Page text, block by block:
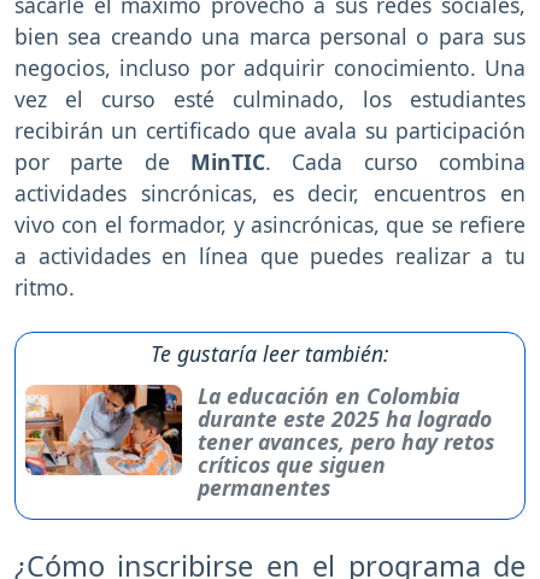
bien sea creando una marca personal o para sus
negocios, incluso por adquirir conocimiento. Una
vez el curso esté culminado, los estudiantes
recibirán un certificado que avala su participación
por parte de MinTIC. Cada curso combina
actividades sincrónicas, es decir, encuentros en
vivo con el formador, y asincrónicas, que se refiere
a actividades en línea que puedes realizar a tu
ritmo.
Te gustaría leer también:
La educación en Colombia
durante este 2025 ha logrado
tener avances, pero hay retos
críticos que siguen
permanentes
¿Cómo inscribirse en el programa de